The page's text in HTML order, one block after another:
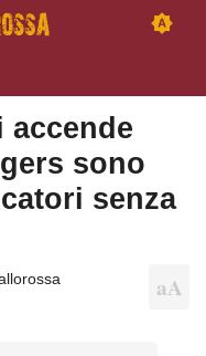
sono
senza